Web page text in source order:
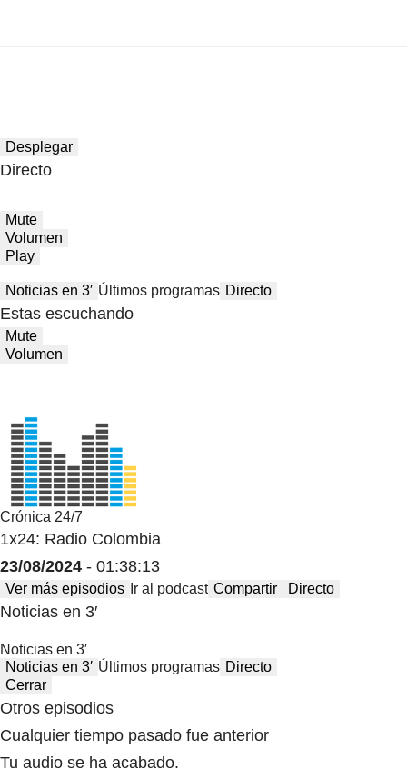
Desplegar
Directo
Mute
Volumen
Play
Noticias en 3′ Últimos programas Directo
Estas escuchando
Mute
Volumen
Crónica 24/7
1x24: Radio Colombia
23/08/2024 - 01:38:13
Ver más episodios Ir al podcast Compartir Directo
Noticias en 3′
Noticias en 3′
Noticias en 3′ Últimos programas Directo
Cerrar
Otros episodios
Cualquier tiempo pasado fue anterior
Tu audio se ha acabado.